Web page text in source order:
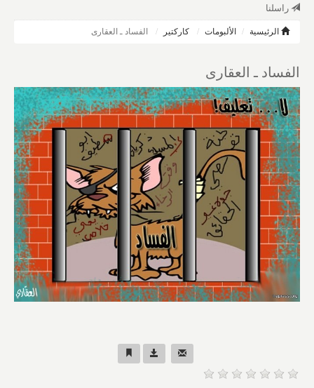
راسلنا
الرئيسية الألبومات كاركتير الفساد ـ العقارى
الفساد ـ العقارى